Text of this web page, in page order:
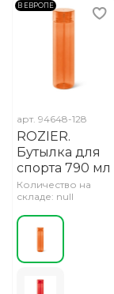
В ЕВРОПЕ
арт. 94648-128
ROZIER.
Бутылка для
спорта 790 мл
Количество на
складе: null